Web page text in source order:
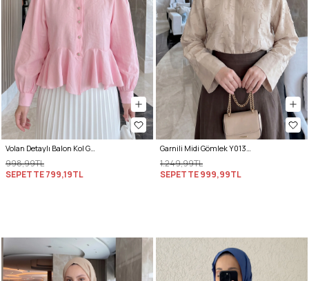
Volan Detaylı Balon Kol Gömlek Y0095 - PEMBE
998,99TL
SEPETTE799,19TL
Garnili Midi Gömlek Y0138 - TAŞ RENGİ
1.249,99TL
SEPETTE999,99TL